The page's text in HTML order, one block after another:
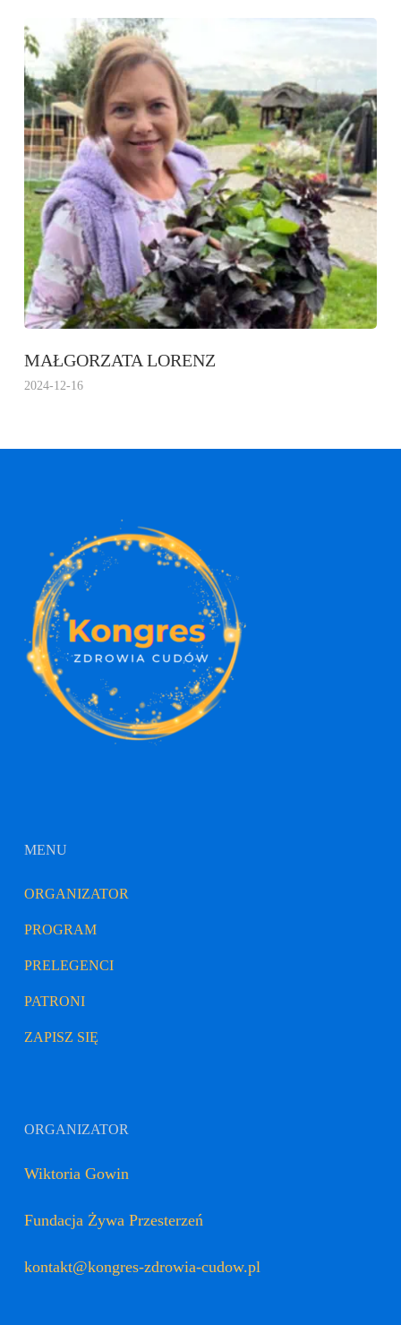
MAŁGORZATA LORENZ
2024-12-16
MENU
ORGANIZATOR
PROGRAM
PRELEGENCI
PATRONI
ZAPISZ SIĘ
ORGANIZATOR
Wiktoria Gowin
Fundacja Żywa Przesterzeń
kontakt@kongres-zdrowia-cudow.pl